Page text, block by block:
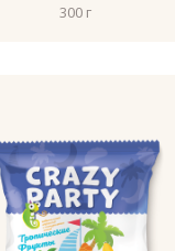
300 г